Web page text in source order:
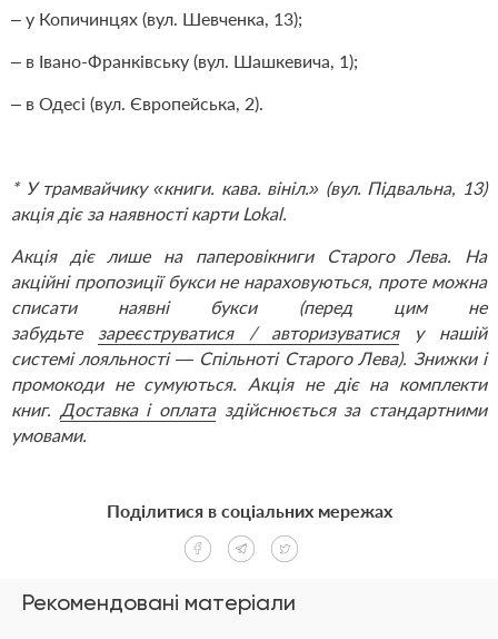
– у Копичинцях (вул. Шевченка, 13);
– в Івано-Франківську (вул. Шашкевича, 1);
– в Одесі (вул. Європейська, 2).
* У трамвайчику «книги. кава. вініл.» (вул. Підвальна, 13)
акція діє за наявності карти Lokal.
Акція діє лише на паперовікниги Старого Лева. На
акційні пропозиції букси не нараховуються, проте можна
списати наявні букси (перед цим не
забудьте зареєструватися / авторизуватисяу нашій
системі лояльності — Спільноті Старого Лева). Знижки і
промокоди не сумуються. Акція не діє на комплекти
книг. Доставка і оплатаздійснюється за стандартними
умовами.
Рекомендовані матеріали
Поділитися в соціальних мережах